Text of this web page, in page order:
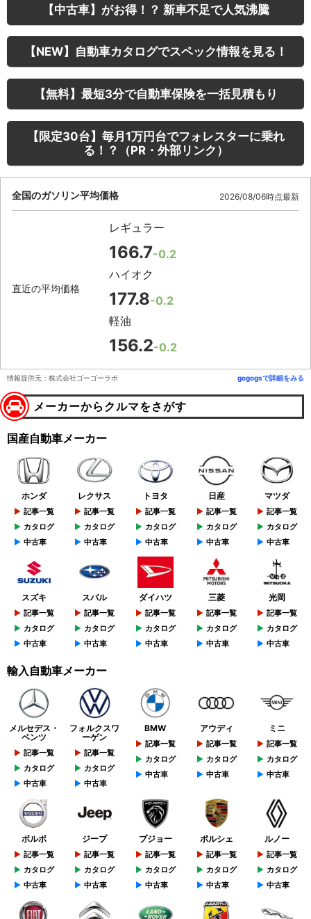
【中古車】がお得！？ 新車不足で人気沸騰
【NEW】自動車カタログでスペック情報を見る！
【無料】最短3分で自動車保険を一括見積もり
【限定30台】毎月1万円台でフォレスターに乗れ
る！？（PR・外部リンク）
全国のガソリン平均価格 2026/08/06時点最新
直近の平均価格
レギュラー
166.7-0.2
ハイオク
177.8-0.2
軽油
156.2-0.2
情報提供元：株式会社ゴーゴーラボ gogogsで詳細をみる
メーカーからクルマをさがす
国産自動車メーカー
ホンダ
記事一覧
カタログ
中古車
レクサス
記事一覧
カタログ
中古車
トヨタ
記事一覧
カタログ
中古車
日産
記事一覧
カタログ
中古車
マツダ
記事一覧
カタログ
中古車
スズキ
記事一覧
カタログ
中古車
スバル
記事一覧
カタログ
中古車
ダイハツ
記事一覧
カタログ
中古車
三菱
記事一覧
カタログ
中古車
光岡
記事一覧
カタログ
中古車
輸入自動車メーカー
メルセデス・
ベンツ
記事一覧
カタログ
中古車
フォルクスワ
ーゲン
記事一覧
カタログ
中古車
BMW
記事一覧
カタログ
中古車
アウディ
記事一覧
カタログ
中古車
ミニ
記事一覧
カタログ
中古車
ボルボ
記事一覧
カタログ
中古車
ジープ
記事一覧
カタログ
中古車
プジョー
記事一覧
カタログ
中古車
ポルシェ
記事一覧
カタログ
中古車
ルノー
記事一覧
カタログ
中古車